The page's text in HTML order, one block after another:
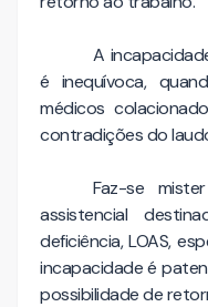
A
é inequívoca,
médicos
contradições do
Faz-se
assistencial
deficiência, LOAS,
incapacidade é
possibilidade de